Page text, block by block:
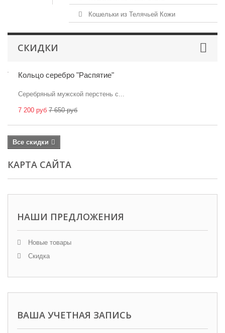
Кошельки из Телячьей Кожи
СКИДКИ
Кольцо серебро "Распятие"
Серебряный мужской перстень с...
7 200 руб 7 650 руб
Все скидки
КАРТА САЙТА
НАШИ ПРЕДЛОЖЕНИЯ
Новые товары
Скидка
ВАША УЧЕТНАЯ ЗАПИСЬ